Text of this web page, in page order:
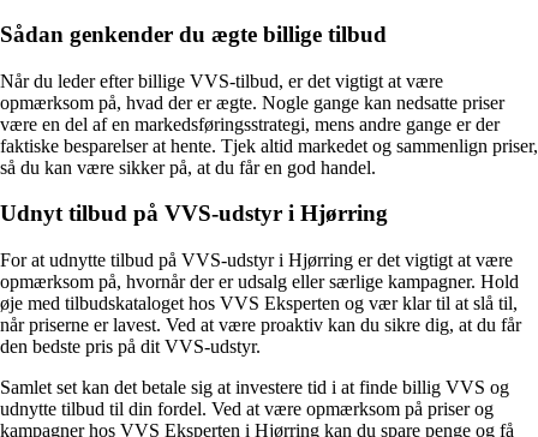
Sådan genkender du ægte billige tilbud
Når du leder efter billige VVS-tilbud, er det vigtigt at være
opmærksom på, hvad der er ægte. Nogle gange kan nedsatte priser
være en del af en markedsføringsstrategi, mens andre gange er der
faktiske besparelser at hente. Tjek altid markedet og sammenlign priser,
så du kan være sikker på, at du får en god handel.
Udnyt tilbud på VVS-udstyr i Hjørring
For at udnytte tilbud på VVS-udstyr i Hjørring er det vigtigt at være
opmærksom på, hvornår der er udsalg eller særlige kampagner. Hold
øje med tilbudskataloget hos VVS Eksperten og vær klar til at slå til,
når priserne er lavest. Ved at være proaktiv kan du sikre dig, at du får
den bedste pris på dit VVS-udstyr.
Samlet set kan det betale sig at investere tid i at finde billig VVS og
udnytte tilbud til din fordel. Ved at være opmærksom på priser og
kampagner hos VVS Eksperten i Hjørring kan du spare penge og få